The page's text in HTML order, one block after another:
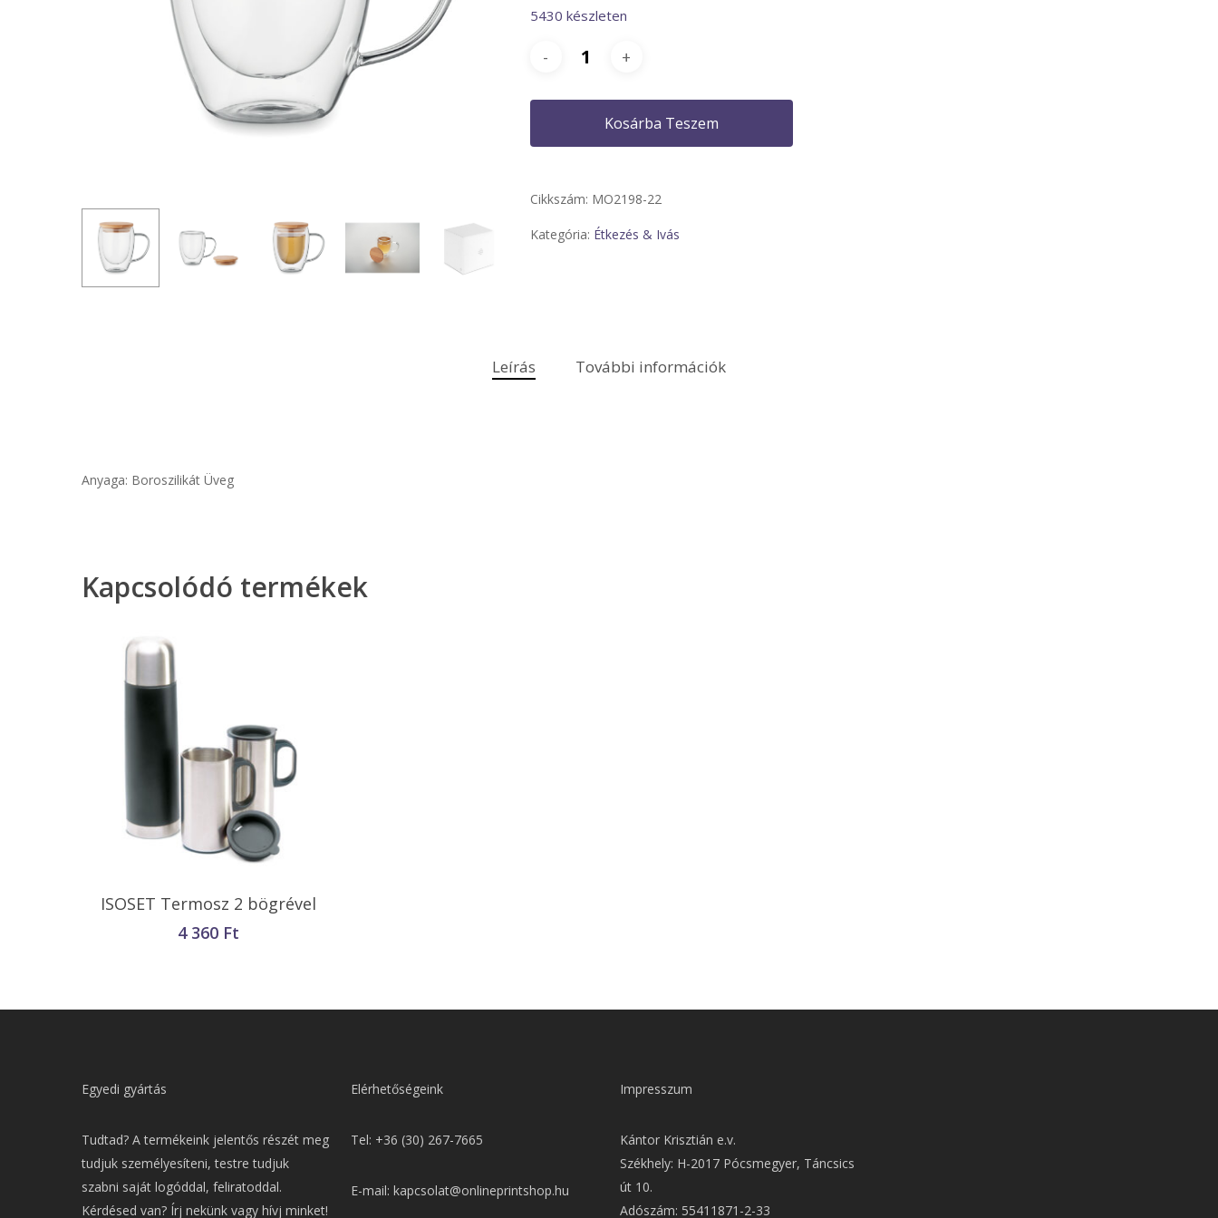
5430 készleten
Kosárba Teszem
Cikkszám: MO2198-22
Kategória: Étkezés & Ivás
Leírás További információk
Anyaga: Boroszilikát Üveg
Kapcsolódó termékek
Kosárba Teszem
ISOSET Termosz 2 bögrével
4 360 Ft
Egyedi gyártás
Tudtad? A termékeink jelentős részét meg
tudjuk személyesíteni, testre tudjuk
szabni saját logóddal, feliratoddal.
Kérdésed van? Írj nekünk vagy hívj minket!
Elérhetőségeink
Tel: +36 (30) 267-7665
E-mail: kapcsolat@onlineprintshop.hu
Impresszum
Kántor Krisztián e.v.
Székhely: H-2017 Pócsmegyer, Táncsics
út 10.
Adószám: 55411871-2-33